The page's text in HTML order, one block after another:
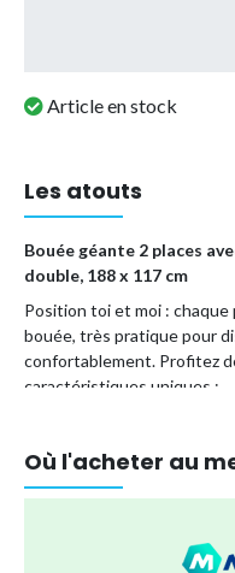
Article en stock
Les atouts
Bouée géante 2 places
double, 188 x 117 cm
Position toi et moi :
bouée, très pratique pour
confortablement. Profitez
caractéristiques uniques :
3 chambres à air
2 poignées
Facile à gonfler à
à air électrique (non
Où l'acheter au